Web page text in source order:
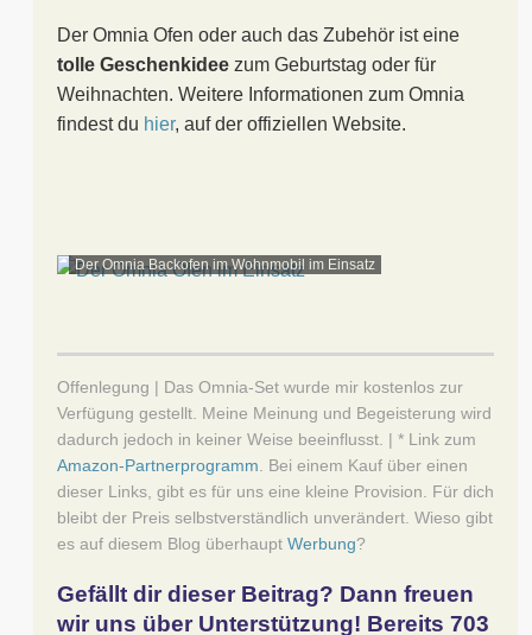
Der Omnia Ofen oder auch das Zubehör ist eine
tolle Geschenkidee zum Geburtstag oder für
Weihnachten. Weitere Informationen zum Omnia
findest du hier, auf der offiziellen Website.
Der Omnia Backofen im Wohnmobil im Einsatz
Offenlegung | Das Omnia-Set wurde mir kostenlos zur
Verfügung gestellt. Meine Meinung und Begeisterung wird
dadurch jedoch in keiner Weise beeinflusst. | * Link zum
Amazon-Partnerprogramm. Bei einem Kauf über einen
dieser Links, gibt es für uns eine kleine Provision. Für dich
bleibt der Preis selbstverständlich unverändert. Wieso gibt
es auf diesem Blog überhaupt Werbung?
Gefällt dir dieser Beitrag? Dann freuen
wir uns über Unterstützung! Bereits 703